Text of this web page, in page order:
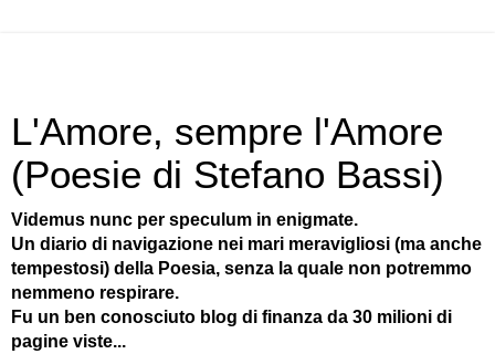
L'Amore, sempre l'Amore
(Poesie di Stefano Bassi)
Videmus nunc per speculum in enigmate.
Un diario di navigazione nei mari meravigliosi (ma anche
tempestosi) della Poesia, senza la quale non potremmo
nemmeno respirare.
Fu un ben conosciuto blog di finanza da 30 milioni di
pagine viste...